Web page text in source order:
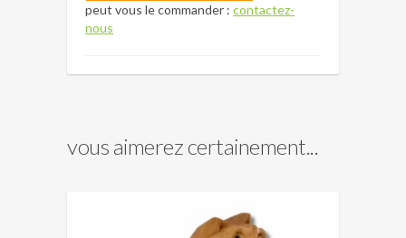
peut vous le commander : contactez-
nous
vous aimerez certainement...